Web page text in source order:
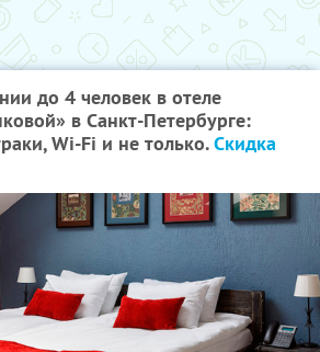
до 4 человек в отеле
в Санкт-Петербурге:
Wi-Fi и не только.Скидка